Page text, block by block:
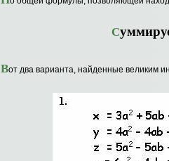
Вот два варианта, найденные великим